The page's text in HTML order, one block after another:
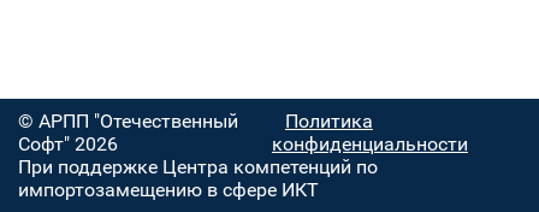
© АРПП "Отечественный
Софт" 2026
Политика
конфиденциальности
При поддержке Центра компетенций по
импортозамещению в сфере ИКТ